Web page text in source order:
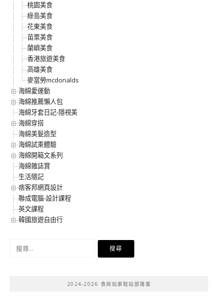
桃園美食
綠島美食
花東美食
苗栗美食
蘭嶼美食
香港旅遊美食
高雄美食
麥當勞mcdonalds
海綿愛運動
海綿推薦懶人包
海綿牙套日記-隱視美
海綿穿搭
海綿美髮造型
海綿試乘體驗
海綿開箱文系列
海綿雜誌賞
生活隨記
痞客邦網頁設計
聯成電腦-設計課程
英文課程
韓國旅遊自由行
2024-2026 食尚玩家駐站部落客